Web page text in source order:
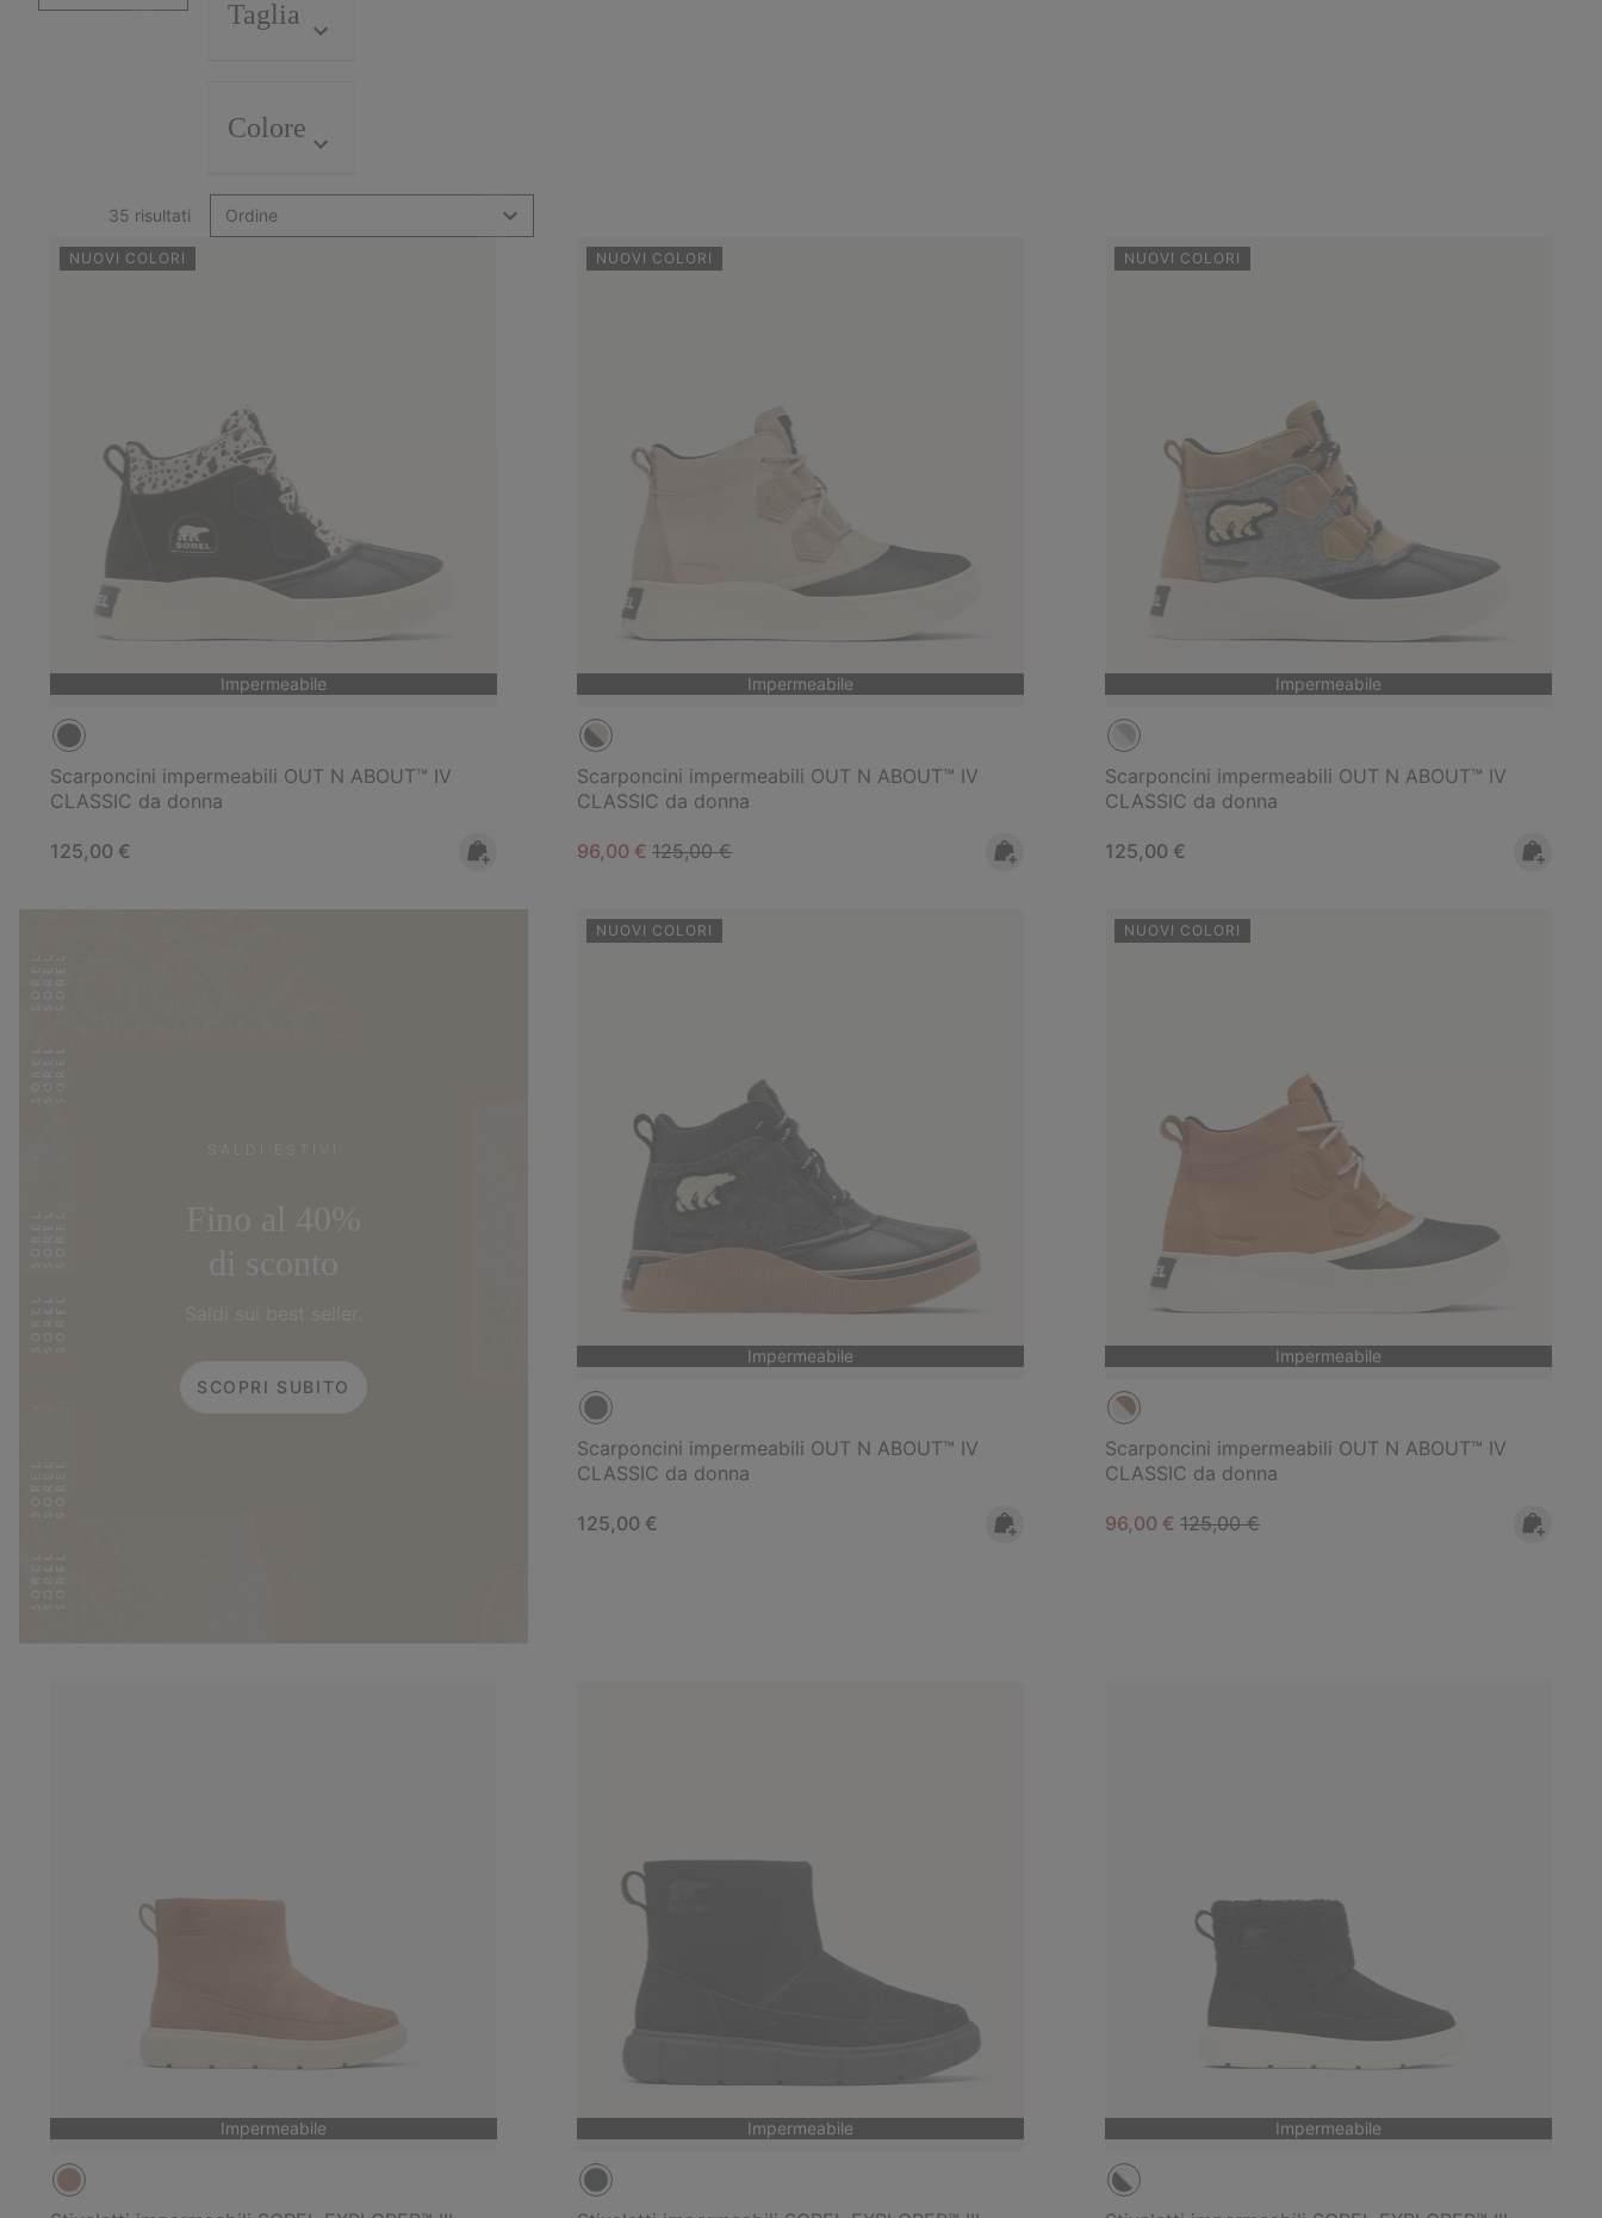
Taglia
Colore
35 risultati Ordine
NUOVI COLORI
Impermeabile
Scarponcini impermeabili OUT N ABOUT™ IV
CLASSIC da donna
Regular price:
125,00 €
NUOVI COLORI
Impermeabile
Scarponcini impermeabili OUT N ABOUT™ IV
CLASSIC da donna
Sale price:
96,00 €Regular price:
125,00 €
NUOVI COLORI
Impermeabile
Scarponcini impermeabili OUT N ABOUT™ IV
CLASSIC da donna
Regular price:
125,00 €
SCOPRI SUBITO
NUOVI COLORI
Impermeabile
Scarponcini impermeabili OUT N ABOUT™ IV
CLASSIC da donna
Regular price:
125,00 €
NUOVI COLORI
Impermeabile
Scarponcini impermeabili OUT N ABOUT™ IV
CLASSIC da donna
Sale price:
96,00 €Regular price:
125,00 €
Impermeabile Impermeabile Impermeabile